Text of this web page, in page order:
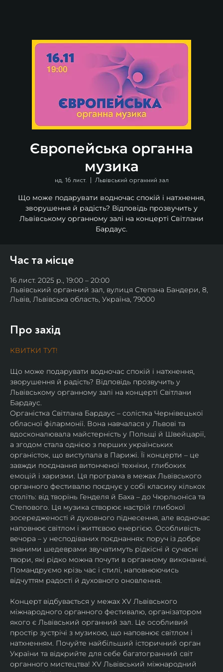
Європейська органна
музика
нд, 16 лист.
  |
Львівський органний зал
Що може подарувати водночас спокій і натхнення,
зворушення й радість? Відповідь прозвучить у
Львівському органному залі на концерті Світлани
Бардаус.
Час та місце
16 лист. 2025 р., 19:00 – 20:00
Львівський органний зал, вулиця Степана Бандери, 8,
Львів, Львівська область, Україна, 79000
Про захід
КВИТКИ ТУТ!
Що може подарувати водночас спокій і натхнення,
зворушення й радість? Відповідь прозвучить у
Львівському органному залі на концерті Світлани
Бардаус.
Органістка Світлана Бардаус – солістка Чернівецької
обласної філармонії. Вона навчалася у Львові та
вдосконалювала майстерність у Польщі й Швейцарії,
а згодом стала однією з перших українських
органісток, що виступала в Парижі. Її концерти – це
завжди поєднання витонченої техніки, глибоких
емоцій і харизми. Ця програма в межах Львівського
органного фестивалю поєднує у собі класику кількох
століть: від творінь Генделя й Баха – до Чюрльоніса та
Степового. Ця музика створює настрій глибокої
зосередженості й духовного піднесення, але водночас
наповнює світлом і життєвою енергією. Особливість
вечора – у несподіваних поєднаннях: поруч із добре
знаними шедеврами звучатимуть рідкісні й сучасні
твори, які рідко можна почути в органному виконанні.
Помандруємо крізь час і стилі, наповнюючись
відчуттям радості й духовного оновлення.
Концерт відбувається у межах XV Львівського
міжнародного органного фестивалю, організатором
якого є Львівський органний зал. Це особливий
простір зустрічі з музикою, що наповнює світлом і
натхненням. Почуйте найбільший історичний орган
України та відкрийте для себе багатогранний світ
органного мистецтва! XV Львівський міжнародний